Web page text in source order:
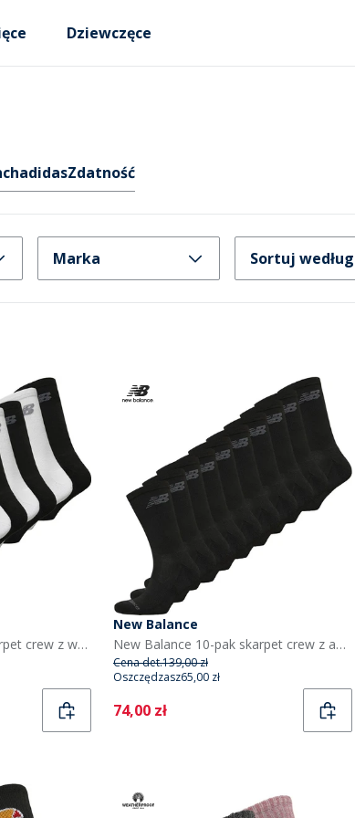
Dziewczęce
adidasZdatność
Marka Sortuj według
New Balance 10-pak skarpet crew z wyściółką kolor czarno-biały
New Balance
New Balance 10-pak skarpet crew z amortyzacją dla niego kolor czarny
Cena det.139,00 zł
Oszczędzasz65,00 zł
Current
74,00 zł